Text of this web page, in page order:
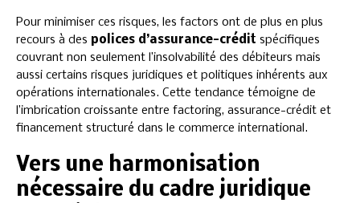
Pour minimiser ces risques, les factors ont de plus en plus
recours à des polices d’assurance-crédit spécifiques
couvrant non seulement l’insolvabilité des débiteurs mais
aussi certains risques juridiques et politiques inhérents aux
opérations internationales. Cette tendance témoigne de
l’imbrication croissante entre factoring, assurance-crédit et
financement structuré dans le commerce international.
Vers une harmonisation
nécessaire du cadre juridique